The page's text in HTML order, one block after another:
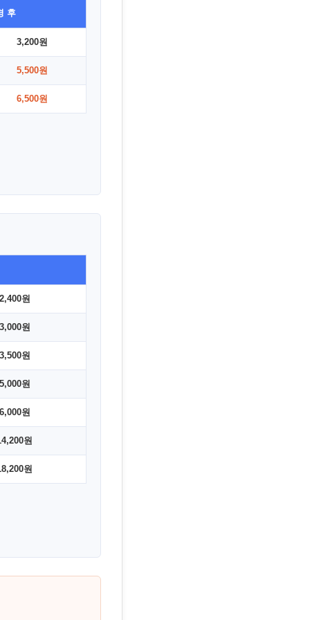
후
3,200원
5,500원
6,500원
원
원
원
원
원
원
원